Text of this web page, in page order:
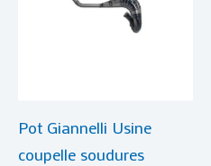
Pot Giannelli Usine
coupelle soudures
€ 289,00.€ 269,00.